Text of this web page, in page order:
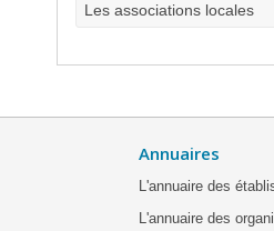
Les associations locales
Annuaires
L'annuaire des
L'annuaire des